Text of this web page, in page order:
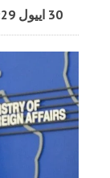
30 اییول 21:29